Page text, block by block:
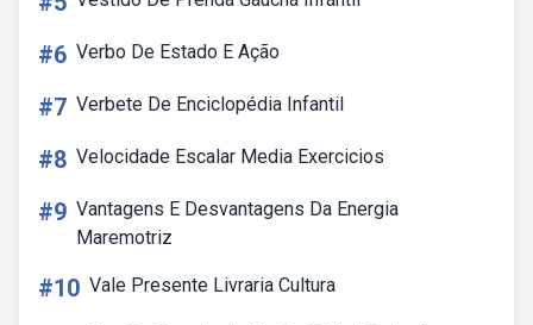
#6 Verbo De Estado E Ação
#7 Verbete De Enciclopédia Infantil
#8 Velocidade Escalar Media Exercicios
#9 Vantagens E Desvantagens Da Energia
Maremotriz
#10 Vale Presente Livraria Cultura